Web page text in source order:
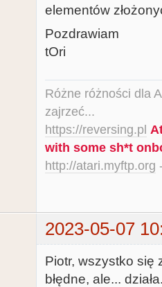
elementów
Pozdrawiam
tOri
Różne różności dla
zajrzeć...
https://reversing.pl
with some sh*t
http://atari.myftp.org
2023-05-07
Piotr, wszystko się
błędne, ale...